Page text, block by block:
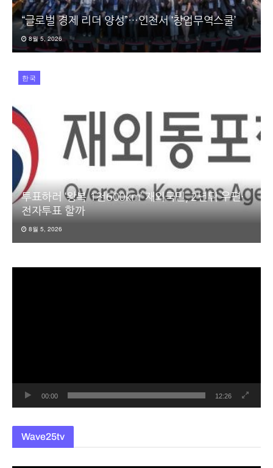
“글로벌 경제 리더 양성”…인천서 ‘창업무역스쿨’
8월 5, 2026
한국
투표하러 ‘왕복 1천600km’ 재외국민, 2년뒤 우편·
전자투표 할까
8월 5, 2026
00:00 12:26
Wave25tv